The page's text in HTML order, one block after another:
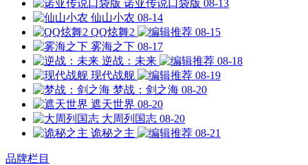
诺亚传说口袋版 08-13
仙山小农 08-14
QQ炫舞2
08-15
雾海之下 08-17
逆战：未来
08-18
现代战舰
08-19
梦战：剑之海 08-20
遮天世界 08-20
大周列国志 08-20
诡秘之主
08-21
品牌栏目